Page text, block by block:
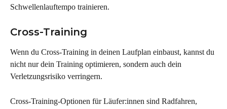
Schwellenlauftempo trainieren.
Cross-Training
Wenn du Cross-Training in deinen Laufplan einbaust, kannst du
nicht nur dein Training optimieren, sondern auch dein
Verletzungsrisiko verringern.
Cross-Training-Optionen für Läufer:innen sind Radfahren,